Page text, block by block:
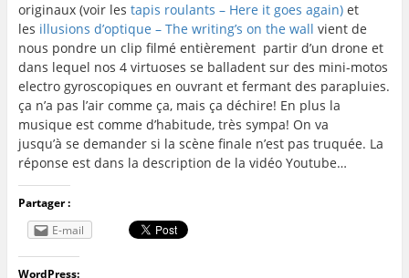
originaux (voir les tapis roulants – Here it goes again)et
les illusions d’optique – The writing’s on the wall vient de
nous pondre un clip filmé entièrement partir d’un drone et
dans lequel nos 4 virtuoses se balladent sur des mini-motos
electro gyroscopiques en ouvrant et fermant des parapluies.
ça n’a pas l’air comme ça, mais ça déchire! En plus la
musique est comme d’habitude, très sympa! On va
jusqu’à se demander si la scène finale n’est pas truquée. La
réponse est dans la description de la vidéo Youtube…
Partager :
E-mail
WordPress: